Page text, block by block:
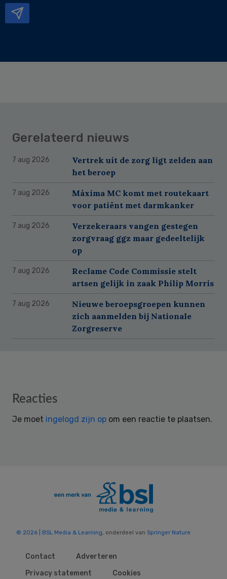
Gerelateerd nieuws
7 aug 2026
Vertrek uit de zorg ligt zelden aan
het beroep
7 aug 2026
Máxima MC komt met routekaart
voor patiënt met darmkanker
7 aug 2026
Verzekeraars vangen gestegen
zorgvraag ggz maar gedeeltelijk
op
7 aug 2026
Reclame Code Commissie stelt
artsen gelijk in zaak Philip Morris
7 aug 2026
Nieuwe beroepsgroepen kunnen
zich aanmelden bij Nationale
Zorgreserve
Reader
Reacties
Je moet ingelogd zijn op om een reactie te plaatsen.
© 2026 | BSL Media & Learning , onderdeel van Springer Nature
Contact
Adverteren
Privacy statement
Cookies